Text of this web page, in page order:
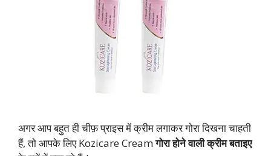
अगर आप बहुत ही चीफ़ प्राइस में क्रीम लगाकर गोरा दिखना चाहती
हैं, तो आपके लिए Kozicare Creamगोरा होने वाली क्रीम बताइए